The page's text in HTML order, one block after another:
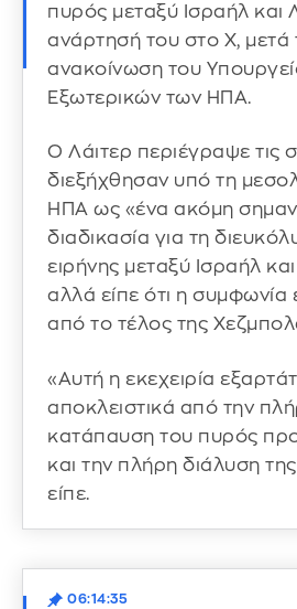
πυρός μεταξύ Ισραήλ και
ανάρτησή του στο X, μετά
ανακοίνωση του
Εξωτερικών των ΗΠΑ.
Ο Λάιτερ περιέγραψε τις
διεξήχθησαν υπό τη
ΗΠΑ ως «ένα ακόμη
διαδικασία για τη
ειρήνης μεταξύ Ισραήλ
αλλά είπε ότι η συμφωνία
από το τέλος της
«Αυτή η εκεχειρία
αποκλειστικά από την
κατάπαυση του πυρός
και την πλήρη διάλυση
είπε.
06:14:35